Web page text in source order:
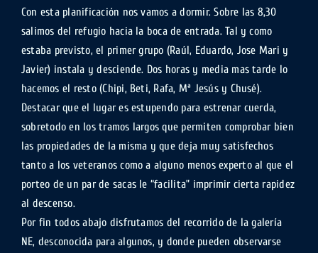
Con esta planificación nos vamos a dormir. Sobre las 8,30
salimos del refugio hacia la boca de entrada. Tal y como
estaba previsto, el primer grupo (Raúl, Eduardo, Jose Mari y
Javier) instala y desciende. Dos horas y media mas tarde lo
hacemos el resto (Chipi, Beti, Rafa, Mª Jesús y Chusé).
Destacar que el lugar es estupendo para estrenar cuerda,
sobretodo en los tramos largos que permiten comprobar bien
las propiedades de la misma y que deja muy satisfechos
tanto a los veteranos como a alguno menos experto al que el
porteo de un par de sacas le “facilita” imprimir cierta rapidez
al descenso.
Por fin todos abajo disfrutamos del recorrido de la galería
NE, desconocida para algunos, y donde pueden observarse